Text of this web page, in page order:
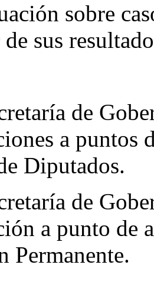
sobre
sus
de
a puntos
Diputados.
de
a punto de
Permanente.